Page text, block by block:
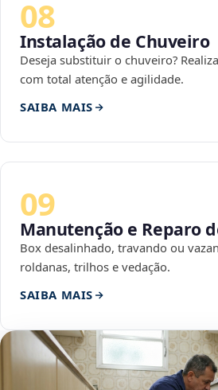
08
Instalação de Chuveiro
Deseja substituir o chuveiro?
com total atenção e agilidade.
SAIBA MAIS
09
Manutenção e Reparo
Box desalinhado, travando ou
roldanas, trilhos e vedação.
SAIBA MAIS